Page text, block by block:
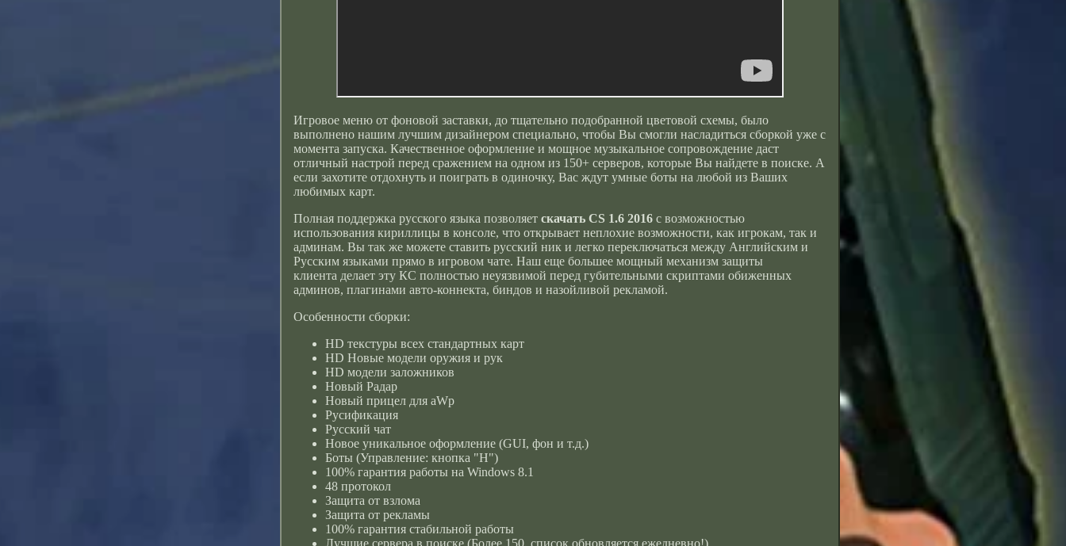
Игровое меню от фоновой заставки, до тщательно подобранной цветовой схемы, было
выполнено нашим лучшим дизайнером специально, чтобы Вы смогли насладиться сборкой уже с
момента запуска. Качественное оформление и мощное музыкальное сопровождение даст
отличный настрой перед сражением на одном из 150+ серверов, которые Вы найдете в поиске. А
если захотите отдохнуть и поиграть в одиночку, Вас ждут умные боты на любой из Ваших
любимых карт.
Полная поддержка русского языка позволяет скачать CS 1.6 2016 с возможностью
использования кириллицы в консоле, что открывает неплохие возможности, как игрокам, так и
админам. Вы так же можете ставить русский ник и легко переключаться между Английским и
Русским языками прямо в игровом чате. Наш еще большее мощный механизм защиты
клиента делает эту КС полностью неуязвимой перед губительными скриптами обиженных
админов, плагинами авто-коннекта, биндов и назойливой рекламой.
Особенности сборки:
HD текстуры всех стандартных карт
HD Новые модели оружия и рук
HD модели заложников
Новый Радар
Новый прицел для aWp
Русификация
Русский чат
Новое уникальное оформление (GUI, фон и т.д.)
Боты (Управление: кнопка "H")
100% гарантия работы на Windows 8.1
48 протокол
Защита от взлома
Защита от рекламы
100% гарантия стабильной работы